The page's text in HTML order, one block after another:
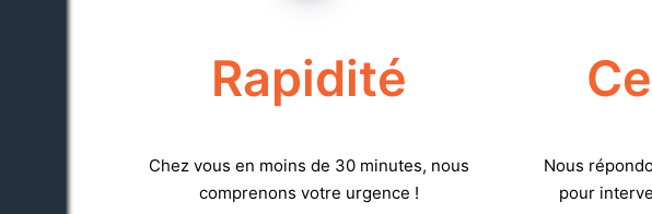
Rapidité
Chez vous en moins de 30 minutes, nous
comprenons votre urgence !
Nous
pour